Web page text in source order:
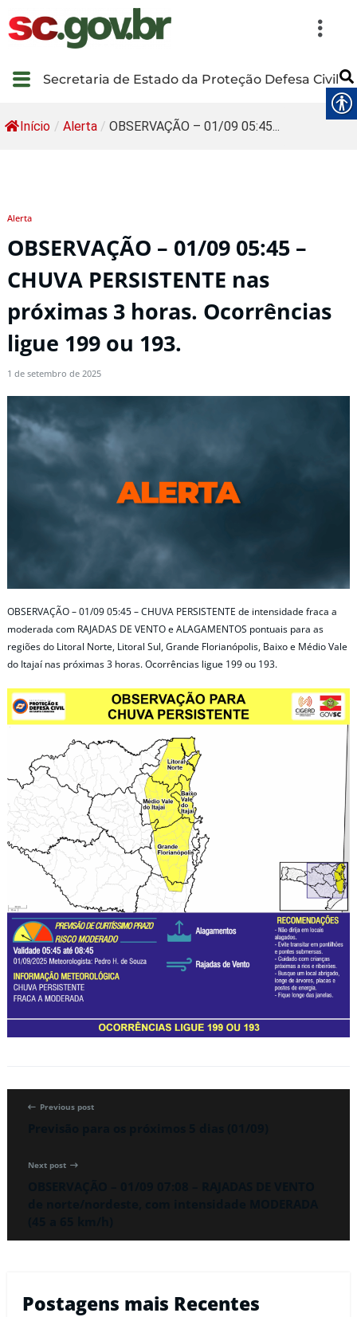
Secretaria de Estado da Proteção Defesa Civil
Início / Alerta / OBSERVAÇÃO – 01/09 05:45...
Alerta
OBSERVAÇÃO – 01/09 05:45 –
CHUVA PERSISTENTE nas
próximas 3 horas. Ocorrências
ligue 199 ou 193.
1 de setembro de 2025
OBSERVAÇÃO – 01/09 05:45 – CHUVA PERSISTENTE de intensidade fraca a
moderada com RAJADAS DE VENTO e ALAGAMENTOS pontuais para as
regiões do Litoral Norte, Litoral Sul, Grande Florianópolis, Baixo e Médio Vale
do Itajaí nas próximas 3 horas. Ocorrências ligue 199 ou 193.
Previous post
Next post
Postagens mais Recentes